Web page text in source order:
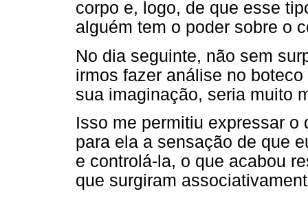
corpo e, logo, de que esse
alguém tem o poder sobre o
No dia seguinte, não sem
irmos fazer análise no
sua imaginação, seria muito
Isso me permitiu expressar
para ela a sensação de que
e controlá-la, o que acabou
que surgiram